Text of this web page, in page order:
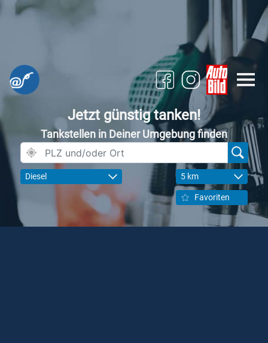
Jetzt günstig tanken!
Tankstellen in Deiner Umgebung finden
Diesel 5 km
Favoriten